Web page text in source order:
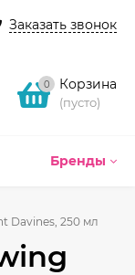
Заказать звонок
0 Корзина
(пусто)
Бренды
Davines, 250 мл